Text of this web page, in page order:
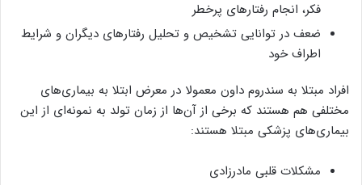
فکر، انجام رفتارهای پرخطر
ضعف در توانایی تشخیص و تحلیل رفتارهای دیگران و شرایط
اطراف خود
افراد مبتلا به سندروم داون معمولا در معرض ابتلا به بیماری‌های
مختلفی هم هستند که برخی از آن‌ها از زمان تولد به نمونه‌ای از این
بیماری‌های پزشکی مبتلا هستند:
مشکلات قلبی مادرزادی